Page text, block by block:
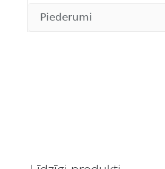
Piederumi